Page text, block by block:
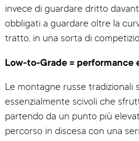
invece di guardare dritto
obbligati a guardare oltre la
tratto, in una sorta di
Low-to-Grade = performance
Le montagne russe tradizionali
essenzialmente scivoli che
partendo da un punto più
percorso in discesa con una